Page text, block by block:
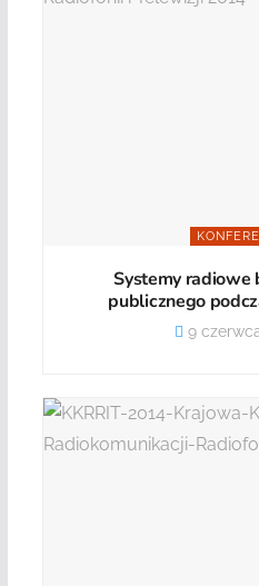
Systemy radiowe
publicznego
9